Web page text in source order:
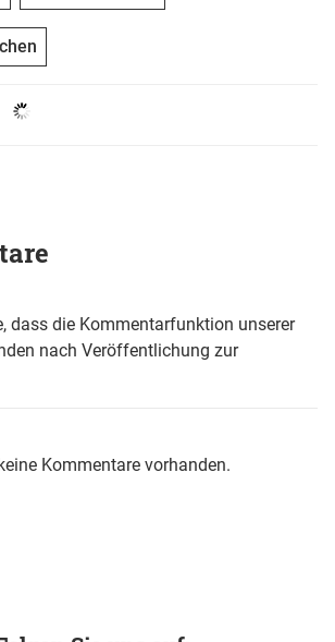
dass die Kommentarfunktion unserer
nach Veröffentlichung zur
Kommentare vorhanden.